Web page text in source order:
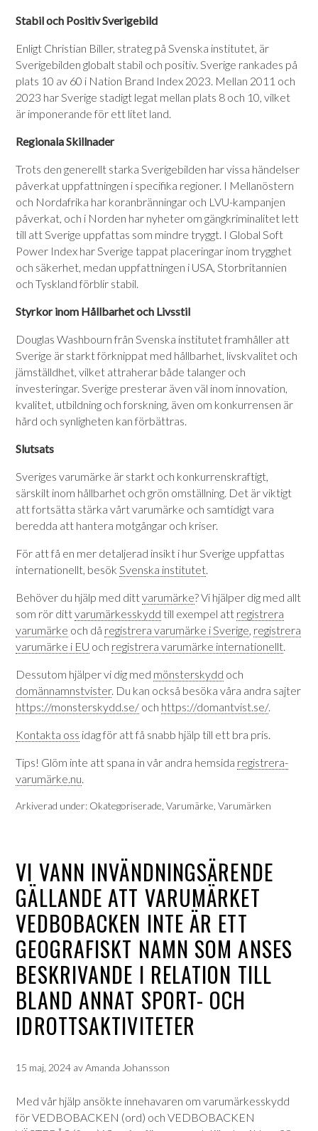
Stabil och Positiv Sverigebild
Enligt Christian Biller, strateg på Svenska institutet, är
Sverigebilden globalt stabil och positiv. Sverige rankades på
plats 10 av 60 i Nation Brand Index 2023. Mellan 2011 och
2023 har Sverige stadigt legat mellan plats 8 och 10, vilket
är imponerande för ett litet land.
Regionala Skillnader
Trots den generellt starka Sverigebilden har vissa händelser
påverkat uppfattningen i specifika regioner. I Mellanöstern
och Nordafrika har koranbränningar och LVU-kampanjen
påverkat, och i Norden har nyheter om gängkriminalitet lett
till att Sverige uppfattas som mindre tryggt. I Global Soft
Power Index har Sverige tappat placeringar inom trygghet
och säkerhet, medan uppfattningen i USA, Storbritannien
och Tyskland förblir stabil.
Styrkor inom Hållbarhet och Livsstil
Douglas Washbourn från Svenska institutet framhåller att
Sverige är starkt förknippat med hållbarhet, livskvalitet och
jämställdhet, vilket attraherar både talanger och
investeringar. Sverige presterar även väl inom innovation,
kvalitet, utbildning och forskning, även om konkurrensen är
hård och synligheten kan förbättras.
Slutsats
Sveriges varumärke är starkt och konkurrenskraftigt,
särskilt inom hållbarhet och grön omställning. Det är viktigt
att fortsätta stärka vårt varumärke och samtidigt vara
beredda att hantera motgångar och kriser.
För att få en mer detaljerad insikt i hur Sverige uppfattas
internationellt, besökSvenska institutet.
Behöver du hjälp med dittvarumärke? Vi hjälper dig med allt
som rör dittvarumärkesskydd till exempel att registrera
varumärke och då registrera varumärke i Sverige, registrera
varumärke i EU och registrera varumärke internationellt.
Dessutom hjälper vi dig med mönsterskydd och
domännamnstvister. Du kan också besöka våra andra sajter
https://monsterskydd.se/ och https://domantvist.se/.
Kontakta oss idag för att få snabb hjälp till ett bra pris.
Tips! Glöm inte att spana in vår andra hemsida registrera-
varumärke.nu.
Arkiverad under: Okategoriserade ,Varumärke ,Varumärken
VI VANN INVÄNDNINGSÄRENDE
GÄLLANDE ATT VARUMÄRKET
VEDBOBACKEN INTE ÄR ETT
GEOGRAFISKT NAMN SOM ANSES
BESKRIVANDE I RELATION TILL
BLAND ANNAT SPORT- OCH
IDROTTSAKTIVITETER
15 maj, 2024 avAmanda Johansson
Med vår hjälp ansökte innehavaren om varumärkesskydd
för VEDBOBACKEN (ord) och VEDBOBACKEN